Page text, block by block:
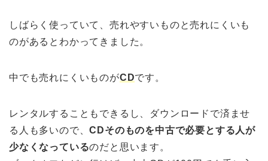
しばらく使っていて、売れやすいものと売れにくいも
のがあるとわかってきました。
中でも売れにくいものがCDです。
レンタルすることもできるし、ダウンロードで済ませ
る人も多いので、CDそのものを中古で必要とする人が
少なくなっているのだと思います。